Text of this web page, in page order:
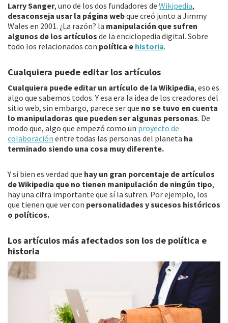
Larry Sanger, uno de los dos fundadores de Wikipedia,
desaconseja usar la página webque creó junto a Jimmy
Wales en 2001. ¿La razón? la manipulación que sufren
algunos de los artículos de la enciclopedia digital. Sobre
todo los relacionados con política e historia.
Cualquiera puede editar los artículos
Cualquiera puede editar un artículo de la Wikipedia, eso es
algo que sabemos todos. Y esa era la idea de los creadores del
sitio web, sin embargo, parece ser que no se tuvo en cuenta
lo manipuladoras que pueden ser algunas personas. De
modo que, algo que empezó como un proyecto de
colaboración entre todas las personas del planeta ha
terminado siendo una cosa muy diferente.
Y si bien es verdad que hay un gran porcentaje de artículos
de Wikipedia que no tienen manipulación de ningún tipo,
hay una cifra importante que sí la sufren. Por ejemplo, los
que tienen que ver con personalidades y sucesos históricos
o políticos.
Los artículos más afectados son los de política e
historia